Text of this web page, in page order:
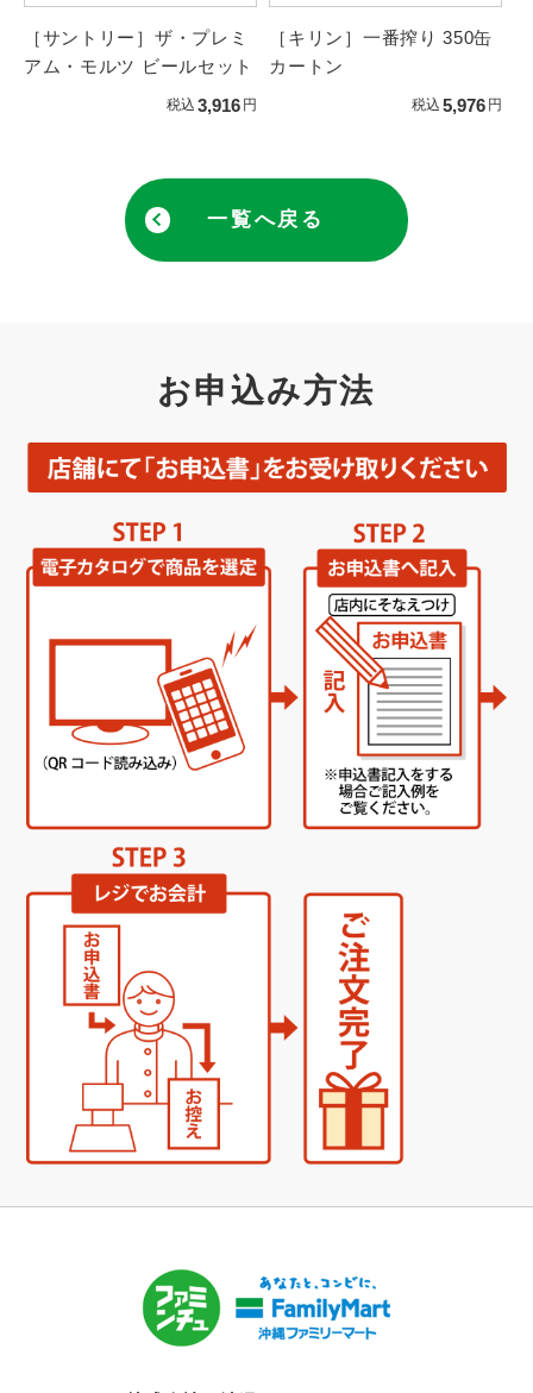
［サントリー］ザ・プレミ
アム・モルツ ビールセット
税込 3,916 円
［キリン］一番搾り 350缶
カートン
税込 5,976 円
一覧へ戻る
お申込み方法